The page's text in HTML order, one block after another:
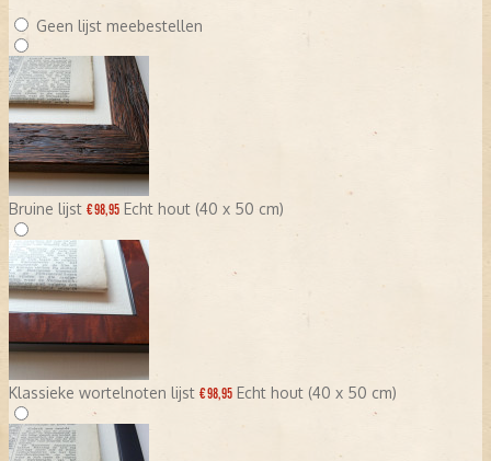
Geen lijst meebestellen
Bruine lijst € 98,95 Echt hout (40 x 50 cm)
Klassieke wortelnoten lijst € 98,95 Echt hout (40 x 50 cm)